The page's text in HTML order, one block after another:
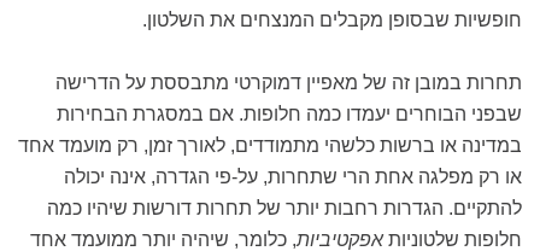
חופשיות שבסופן מקבלים המנצחים את השלטון.
תחרות במובן זה של מאפיין דמוקרטי מתבססת על הדרישה
שבפני הבוחרים יעמדו כמה חלופות. אם במסגרת הבחירות
במדינה או ברשות כלשהי מתמודדים, לאורך זמן, רק מועמד אחד
או רק מפלגה אחת הרי שתחרות, על-פי הגדרה, אינה יכולה
להתקיים. הגדרות רחבות יותר של תחרות דורשות שיהיו כמה
חלופות שלטוניותאפקטיביות, כלומר, שיהיה יותר ממועמד אחד